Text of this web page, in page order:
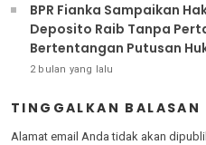
BPR Fianka Sampaikan
Deposito Raib Tanpa
Bertentangan Putusan
2 bulan yang lalu
TINGGALKAN BALASAN
Alamat email Anda tidak akan